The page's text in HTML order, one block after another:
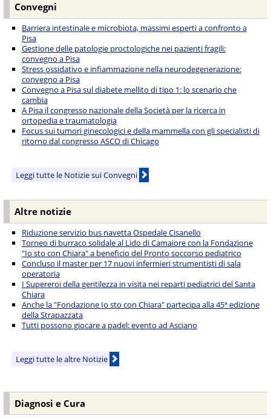
Convegni
Barriera intestinale e microbiota, massimi esperti a confronto a
Pisa
Gestione delle patologie proctologiche nei pazienti fragili:
convegno a Pisa
Stress ossidativo e infiammazione nella neurodegenerazione:
convegno a Pisa
Convegno a Pisa sul diabete mellito di tipo 1: lo scenario che
cambia
A Pisa il congresso nazionale della Società per la ricerca in
ortopedia e traumatologia
Focus sui tumori ginecologici e della mammella con gli specialisti di
ritorno dal congresso ASCO di Chicago
Leggi tutte le Notizie sui Convegni
Altre notizie
Riduzione servizio bus navetta Ospedale Cisanello
Torneo di burraco solidale al Lido di Camaiore con la Fondazione
"Io sto con Chiara" a beneficio del Pronto soccorso pediatrico
Concluso il master per 17 nuovi infermieri strumentisti di sala
operatoria
I Supereroi della gentilezza in visita nei reparti pediatrici del Santa
Chiara
Anche la "Fondazione Io sto con Chiara" partecipa alla 45ª edizione
della Strapazzata
Tutti possono giocare a padel: evento ad Asciano
Leggi tutte le altre Notizie
Diagnosi e Cura